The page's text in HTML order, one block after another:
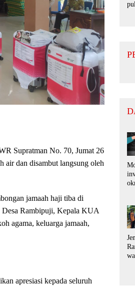
Supratman No. 70, Jumat 26
air dan disambut langsung oleh
jamaah haji tiba di
Desa Rambipuji, Kepala KUA
agama, keluarga jamaah,
apresiasi kepada seluruh